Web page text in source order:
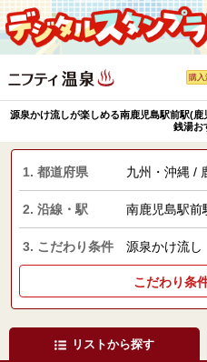
購
源泉かけ流しが楽しめる南鹿児島駅前駅(
銭湯お
1. 都道府県 九州・沖縄 /
2. 沿線・駅 南鹿児島駅前
3. こだわり条件 源泉かけ流し
こだわり条
リストから探す